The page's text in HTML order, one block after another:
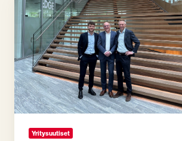
asemaamme
Euroopassa
Presto
Group
ostaa
hollantilaisen
Velco
Brandblusmateriaal
Yritysuutiset